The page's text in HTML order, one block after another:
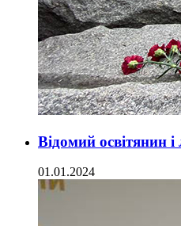
Відомий освітянин і
01.01.2024